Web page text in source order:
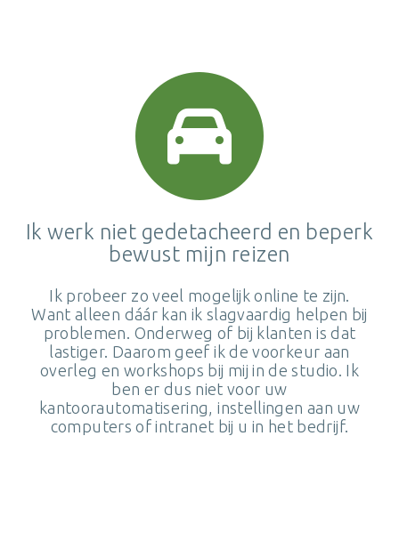
Ik werk niet gedetacheerd en beperk
bewust mijn reizen
Ik probeer zo veel mogelijk online te zijn.
Want alleen dáár kan ik slagvaardig helpen bij
problemen. Onderweg of bij klanten is dat
lastiger. Daarom geef ik de voorkeur aan
overleg en workshops bij mij in de studio. Ik
ben er dus niet voor uw
kantoorautomatisering, instellingen aan uw
computers of intranet bij u in het bedrijf.